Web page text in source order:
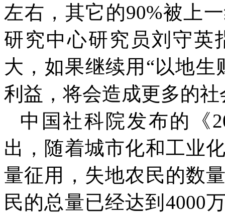
左右，其它的90%被上
研究中心研究员刘守英
大，如果继续用“以地
利益，将会造成更多的
中国社科院发布的《
出，随着城市化和工业
量征用，失地农民的数
民的总量已经达到 4000